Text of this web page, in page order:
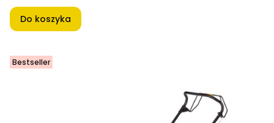
Do koszyka
Bestseller